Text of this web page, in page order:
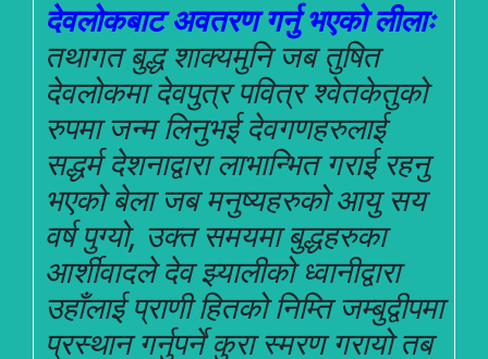
देवलोकबाट अवतरण गर्नु भएको लीलाः
तथागत बुद्ध शाक्यमुनि जब तुषित
देवलोकमा देवपुत्र पवित्र श्वेतकेतुको
रुपमा जन्म लिनुभई देवगणहरुलाई
सद्धर्म देशनाद्वारा लाभान्भित गराई रहनु
भएको बेला जब मनुष्यहरुको आयु सय
वर्ष पुग्यो, उक्त समयमा बुद्धहरुका
आर्शीवादले देव झ्यालीको ध्वानीद्वारा
उहाँलाई प्राणी हितको निम्ति जम्बुद्वीपमा
प्रस्थान गर्नुपर्ने कुरा स्मरण गरायो तब